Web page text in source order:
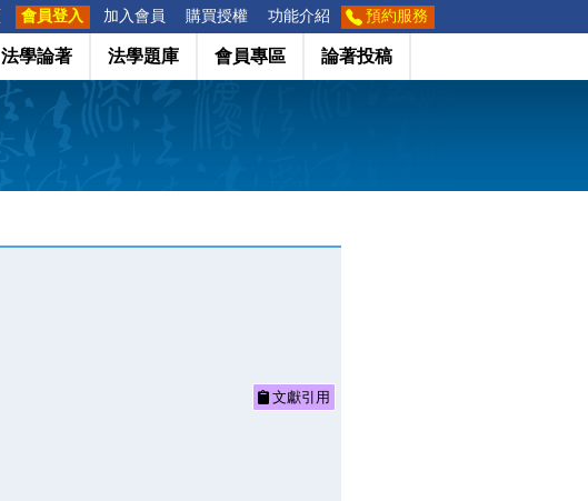
會員登入 加入會員 購買授權 功能介紹 預約服務
法學論著 法學題庫 會員專區 論著投稿
文獻引用